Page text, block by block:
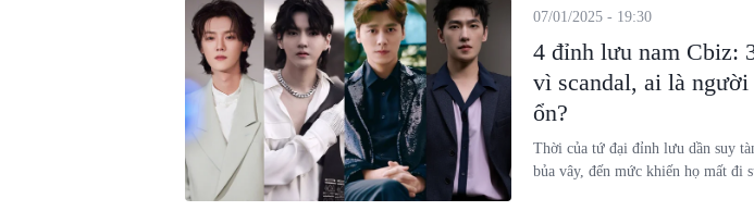
4 đỉnh lưu nam Cbiz:
vì scandal, ai là người
ổn?
07/01/2025 - 19:30
Thời của tứ đại đỉnh lưu dần suy
bủa vây, đến mức khiến họ mất đi